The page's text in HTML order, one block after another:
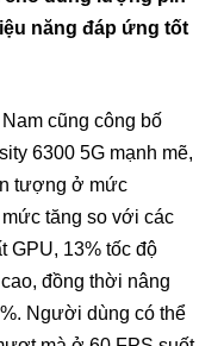
năng đáp ứng tốt
cũng công bố
6300 5G mạnh mẽ,
tượng ở mức
tăng so với các
GPU, 13% tốc độ
đồng thời nâng
Người dùng có thể